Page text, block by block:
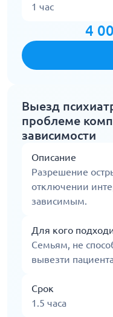
1 час
4
Выезд
проблеме
зависимости
Описание
Разрешение
отключении
зависимым.
Для кого
Семьям, не
вывезти
Срок
1.5 часа